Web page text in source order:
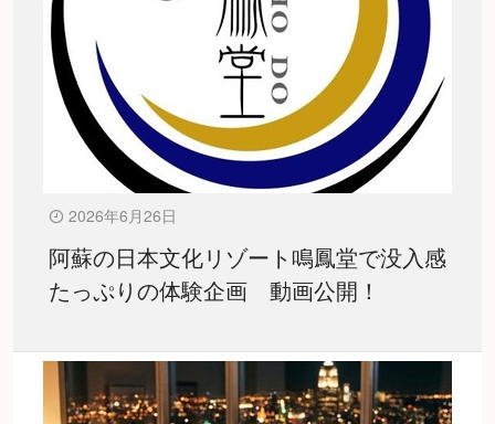
2026年6月26日
阿蘇の日本文化リゾート鳴鳳堂で没入感
たっぷりの体験企画 動画公開！